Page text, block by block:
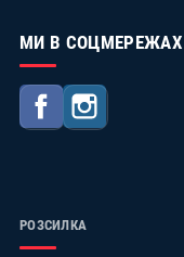
МИ В СОЦМЕРЕЖАХ
Facebook
РОЗСИЛКА